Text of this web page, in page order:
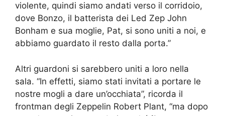
violente, quindi siamo andati verso il corridoio,
dove Bonzo, il batterista dei Led Zep John
Bonham e sua moglie, Pat, si sono uniti a noi, e
abbiamo guardato il resto dalla porta.”
Altri guardoni si sarebbero uniti a loro nella
sala. “In effetti, siamo stati invitati a portare le
nostre mogli a dare un’occhiata”, ricorda il
frontman degli Zeppelin Robert Plant, “ma dopo